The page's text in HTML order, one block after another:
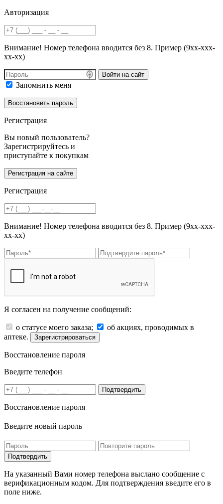
Авторизация
Внимание! Номер телефона вводится без 8. Пример (9хх-ххх-
хх-хх)
Войти на сайт
Запомнить меня
Регистрация
Вы новый пользователь?
Зарегистрируйтесь и
приступайте к покупкам
Регистрация
Внимание! Номер телефона вводится без 8. Пример (9хх-ххх-
хх-хх)
Я согласен на получение сообщений:
о статусе моего заказа;
об акциях, проводимых в
аптеке.
Зарегистрироваться
Восстановление пароля
Введите телефон
Подтвердить
Восстановление пароля
Введите новый пароль
На указанный Вами номер телефона выслано сообщение с
верификационным кодом. Для подтверждения введите его в
поле ниже.